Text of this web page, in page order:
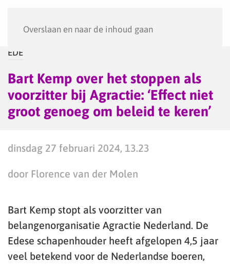
Overslaan en naar de inhoud gaan
EDE
Bart Kemp over het stoppen als
voorzitter bij Agractie: ‘Effect niet
groot genoeg om beleid te keren’
dinsdag 27 februari 2024, 13.23
door Florence van der Molen
Bart Kemp stopt als voorzitter van
belangenorganisatie Agractie Nederland. De
Edese schapenhouder heeft afgelopen 4,5 jaar
veel betekend voor de Nederlandse boeren,